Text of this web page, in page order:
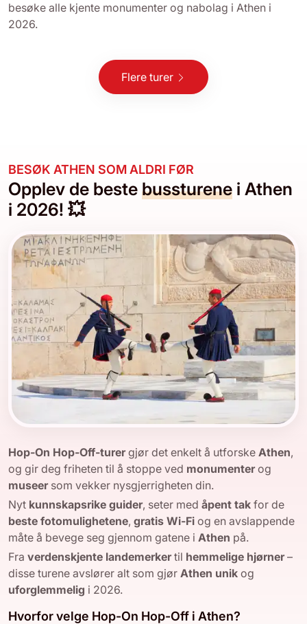
besøke alle kjente monumenter og nabolag i Athen i
2026.
Flere turer
BESØK ATHEN SOM ALDRI FØR
Opplev de beste bussturene i Athen
i 2026! 💥
Hop-On Hop-Off-turergjør det enkelt å utforske Athen,
og gir deg friheten til å stoppe ved monumenterog
museersom vekker nysgjerrigheten din.
Nyt kunnskapsrike guider, seter med åpent tak for de
beste fotomulighetene, gratis Wi-Fi og en avslappende
måte å bevege seg gjennom gatene i Athen på.
Fra verdenskjente landemerkertil hemmelige hjørner–
disse turene avslører alt som gjør Athen unik og
uforglemmelig i 2026.
Hvorfor velge Hop-On Hop-Off i Athen?